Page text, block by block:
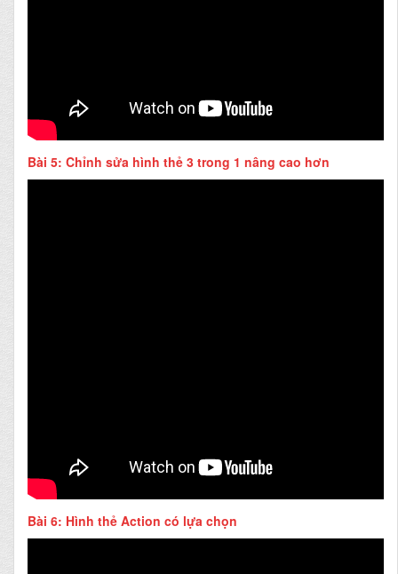
Bài 5: Chỉnh sửa hình thẻ 3 trong 1 nâng cao hơn
Bài 6: Hình thẻ Action có lựa chọn